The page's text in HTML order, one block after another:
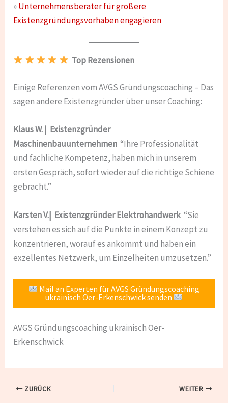
»Unternehmensberater für größere
Existenzgründungsvorhaben engagieren
Top Rezensionen
Einige Referenzen vom AVGS Gründungscoaching – Das
sagen andere Existenzgründer über unser Coaching:
Klaus W. | Existenzgründer
Maschinenbauunternehmen“Ihre Professionalität
und fachliche Kompetenz, haben mich in unserem
ersten Gespräch, sofort wieder auf die richtige Schiene
gebracht.”
Karsten V.| Existenzgründer Elektrohandwerk“Sie
verstehen es sich auf die Punkte in einem Konzept zu
konzentrieren, worauf es ankommt und haben ein
exzellentes Netzwerk, um Einzelheiten umzusetzen.”
Mail an Experten für AVGS Gründungscoaching
ukrainisch Oer-Erkenschwick senden
AVGS Gründungscoaching ukrainisch Oer-
Erkenschwick
ZURÜCK WEITER